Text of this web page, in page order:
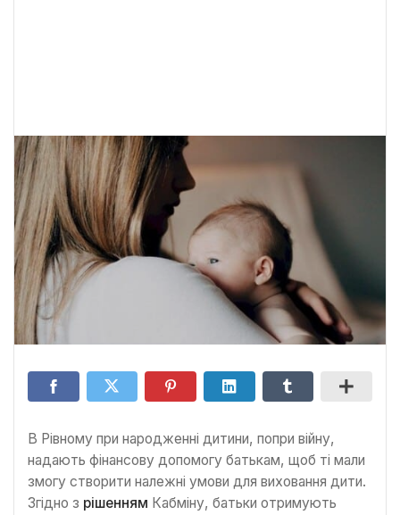
В Рівному при народженні дитини, попри війну,
надають фінансову допомогу батькам, щоб ті мали
змогу створити належні умови для виховання дити.
Згідно з рішенням Кабміну, батьки отримують